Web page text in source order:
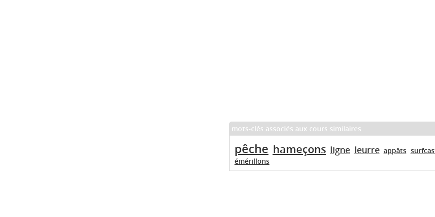
mots-clés associés aux cours similaires
pêche hameçons ligne leurre appâts
émérillons